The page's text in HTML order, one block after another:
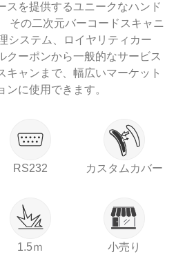
スを提供するユニークなハンド
その二次元バーコードスキャニ
システム、ロイヤリティカー
クーポンから一般的なサービス
キャンまで、幅広いマーケット
ンに使用できます。
RS232 カスタムカバー
1.5ｍ 小売り